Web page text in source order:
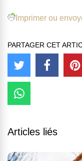
Imprimer ou
PARTAGER CET
Articles liés